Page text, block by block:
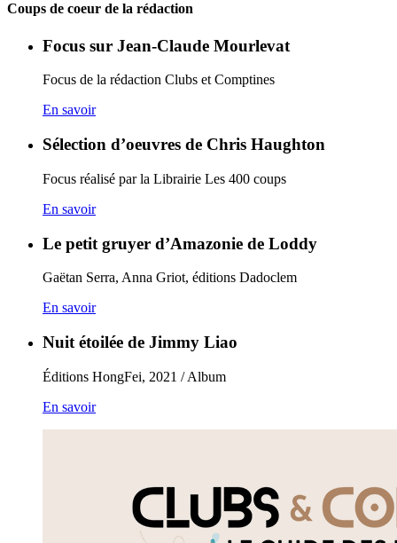
Coups de coeur de la rédaction
Focus sur Jean-Claude Mourlevat
Focus de la rédaction Clubs et Comptines
En savoir
Sélection d’oeuvres de Chris Haughton
Focus réalisé par la Librairie Les 400 coups
En savoir
Le petit gruyer d’Amazonie de Loddy
Gaëtan Serra, Anna Griot, éditions Dadoclem
En savoir
Nuit étoilée de Jimmy Liao
Éditions HongFei, 2021 / Album
En savoir